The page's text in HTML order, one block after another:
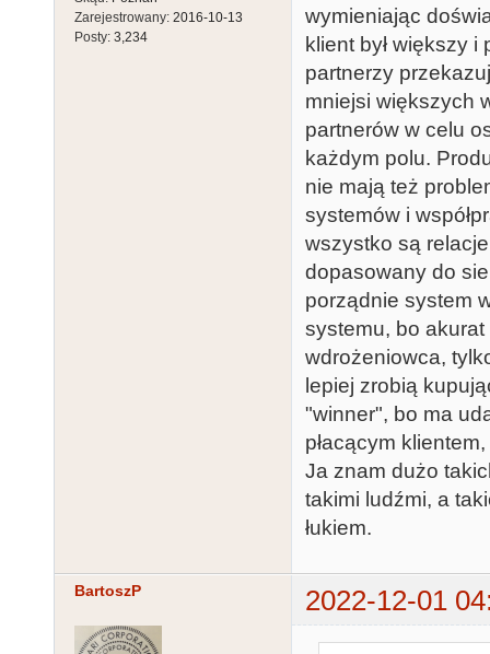
Zarejestrowany: 2016-10-13
Posty: 3,234
wymieniając
klient był większy
partnerzy
mniejsi większych
partnerów w celu
każdym polu.
nie mają też
systemów i
wszystko są
dopasowany do
porządnie system
systemu, bo
wdrożeniowca,
lepiej zrobią
"winner", bo ma
płacącym
Ja znam dużo
takimi ludźmi, a
łukiem.
BartoszP 2022-12-01